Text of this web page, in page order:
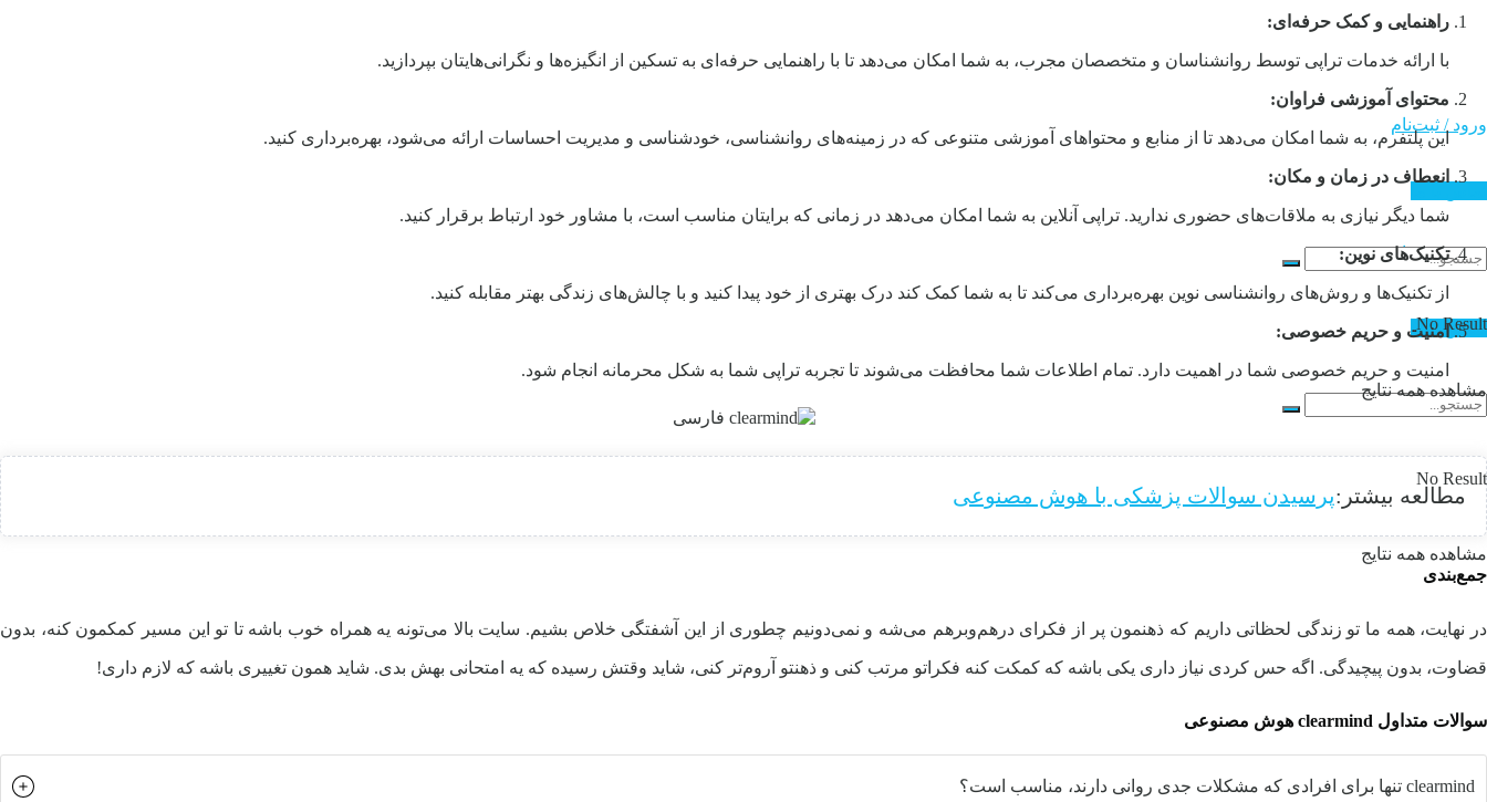
ورود / ثبت‌نام
تماس با ما
No Result
مشاهده همه نتایج
ورود / ثبت‌نام
No Result
مشاهده همه نتایج
راهنمایی و کمک حرفه‌ای:
با ارائه خدمات تراپی توسط روانشناسان و متخصصان مجرب، به شما امکان می‌دهد تا با راهنمایی حرفه‌ای به تسکین از انگیزه‌ها و نگرانی‌هایتان بپردازید.
محتوای آموزشی فراوان:
این پلتفرم، به شما امکان می‌دهد تا از منابع و محتواهای آموزشی متنوعی که در زمینه‌های روانشناسی، خودشناسی و مدیریت احساسات ارائه می‌شود، بهره‌برداری کنید.
انعطاف در زمان و مکان:
شما دیگر نیازی به ملاقات‌های حضوری ندارید. تراپی آنلاین به شما امکان می‌دهد در زمانی که برایتان مناسب است، با مشاور خود ارتباط برقرار کنید.
تکنیک‌های نوین:
از تکنیک‌ها و روش‌های روانشناسی نوین بهره‌برداری می‌کند تا به شما کمک کند درک بهتری از خود پیدا کنید و با چالش‌های زندگی بهتر مقابله کنید.
امنیت و حریم خصوصی:
امنیت و حریم خصوصی شما در اهمیت دارد. تمام اطلاعات شما محافظت می‌شوند تا تجربه تراپی شما به شکل محرمانه انجام شود.
مطالعه بیشتر:پرسیدن سوالات پزشکی با هوش مصنوعی
جمع‌بندی
در نهایت، همه ما تو زندگی لحظاتی داریم که ذهنمون پر از فکرای درهم‌وبرهم می‌شه و نمی‌دونیم چطوری از این آشفتگی خلاص بشیم. سایت بالا می‌تونه یه همراه خوب باشه تا تو این مسیر کمکمون کنه، بدون
قضاوت، بدون پیچیدگی. اگه حس کردی نیاز داری یکی باشه که کمکت کنه فکراتو مرتب کنی و ذهنتو آروم‌تر کنی، شاید وقتش رسیده که یه امتحانی بهش بدی. شاید همون تغییری باشه که لازم داری!
سوالات متداول clearmind هوش مصنوعی
clearmind تنها برای افرادی که مشکلات جدی روانی دارند، مناسب است؟